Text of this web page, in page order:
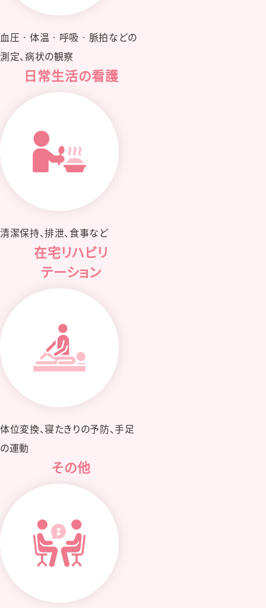
⾎圧‧体温‧呼吸‧脈拍などの
測定、病状の観察
⽇常⽣活の看護
清潔保持、排泄、⾷事など
在宅リハビリ
テーション
体位変換、寝たきりの予防、⼿⾜
の運動
その他